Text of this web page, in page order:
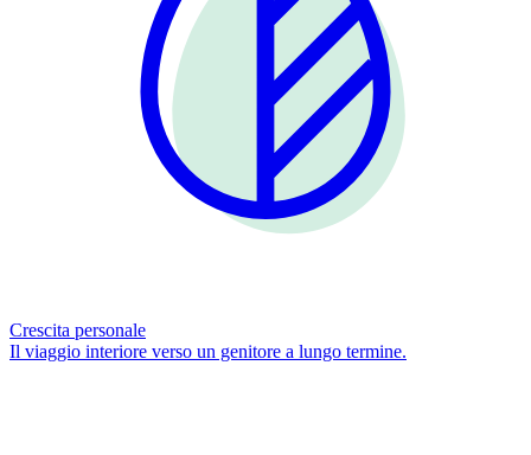
Crescita personale
Il viaggio interiore verso un genitore a lungo termine.